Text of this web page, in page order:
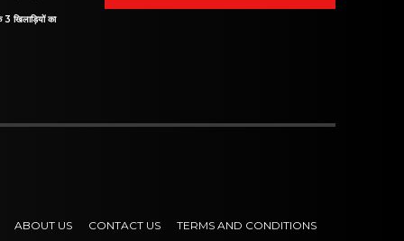
खिलाड़ियों का
ABOUT US CONTACT US TERMS AND CONDITIONS